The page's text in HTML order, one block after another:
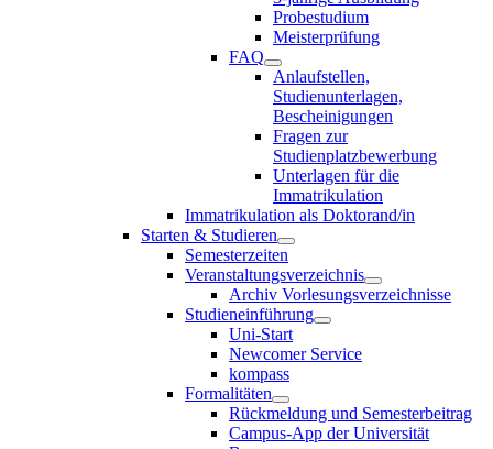
Probestudium
Meisterprüfung
FAQ
Anlaufstellen,
Studienunterlagen,
Bescheinigungen
Fragen zur
Studienplatzbewerbung
Unterlagen für die
Immatrikulation
Immatrikulation als Doktorand/in
Starten & Studieren
Semesterzeiten
Veranstaltungsverzeichnis
Archiv Vorlesungsverzeichnisse
Studieneinführung
Uni-Start
Newcomer Service
kompass
Formalitäten
Rückmeldung und Semesterbeitrag
Campus-App der Universität